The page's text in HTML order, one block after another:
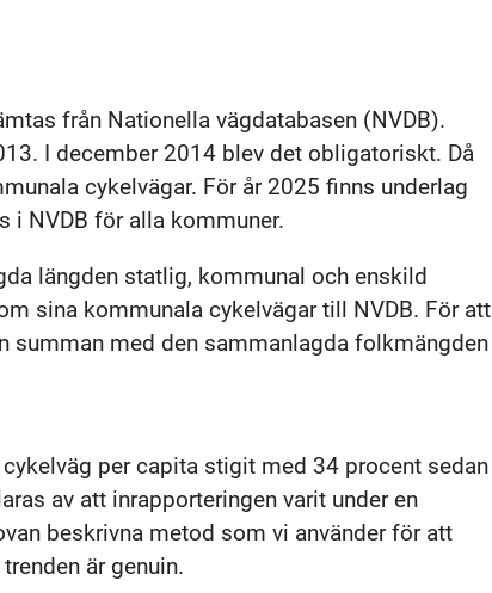
från Nationella vägdatabasen (NVDB).
I december 2014 blev det obligatoriskt. Då
cykelvägar. För år 2025 finns underlag
i NVDB för alla kommuner.
längden statlig, kommunal och enskild
sina kommunala cykelvägar till NVDB. För att
summan med den sammanlagda folkmängden
per capita stigit med 34 procent sedan
av att inrapporteringen varit under en
beskrivna metod som vi använder för att
är genuin.